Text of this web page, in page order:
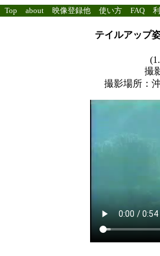
Top about 映像登録他 使い方 FAQ
テイルアップ
撮
撮影場所：